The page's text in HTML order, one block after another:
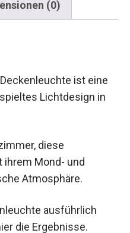
(0)
ist eine
Lichtdesign in
diese
Mond- und
Atmosphäre.
ausführlich
die Ergebnisse.